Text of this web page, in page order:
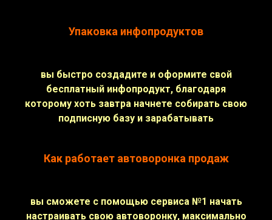
Упаковка инфопродуктов
вы быстро создадите и оформите свой
бесплатный инфопродукт, благодаря
которому хоть завтра начнете собирать свою
подписную базу и зарабатывать
Как работает автоворонка продаж
вы сможете с помощью сервиса №1 начать
настраивать свою автоворонку, максимально